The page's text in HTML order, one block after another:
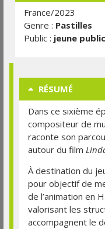
France/2023
Genre : Pastilles
Public : jeune public
RÉSUMÉ
Dans ce sixième
compositeur de
raconte son
autour du film
À destination du
pour objectif de
de l’animation en
valorisant les
accompagnent le